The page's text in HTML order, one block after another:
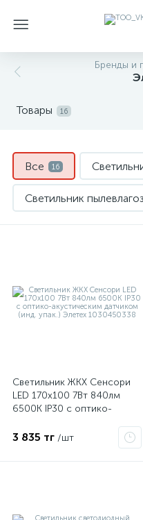
Бренды и
Товары 16
Все 16
Светильник
Светодиодные
Светильник ЖКХ Сенсори
LED 170х100 7Вт 840лм
6500К IP30 с оптико-
(инд. упак.) Элетех
3 835 тг /шт